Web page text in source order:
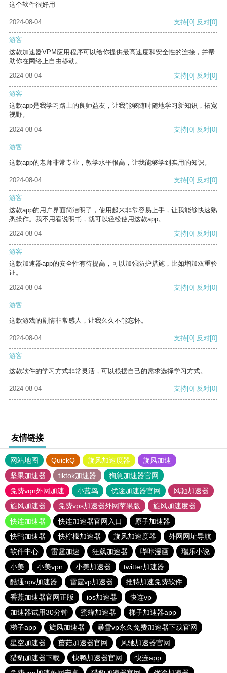
这个软件很好用
2024-08-04 支持[0] 反对[0]
游客
这款加速器VPM应用程序可以给你提供最高速度和安全性的连接，并帮
助你在网络上自由移动。
2024-08-04
支持[0] 反对[0]
游客
这款app是我学习路上的良师益友，让我能够随时随地学习新知识，拓宽
视野。
2024-08-04
支持[0] 反对[0]
游客
这款app的老师非常专业，教学水平很高，让我能够学到实用的知识。
2024-08-04 支持[0] 反对[0]
游客
这款app的用户界面简洁明了，使用起来非常容易上手，让我能够快速熟
悉操作。我不用看说明书，就可以轻松使用这款app。
2024-08-04
支持[0] 反对[0]
游客
这款加速器app的安全性有待提高，可以加强防护措施，比如增加双重验
证。
2024-08-04
支持[0] 反对[0]
游客
这款游戏的剧情非常感人，让我久久不能忘怀。
2024-08-04 支持[0] 反对[0]
游客
这款软件的学习方式非常灵活，可以根据自己的需求选择学习方式。
2024-08-04 支持[0] 反对[0]
友情链接
网站地图 QuickQ 旋风加速度器
旋风加速
坚果加速器
tiktok加速器
狗急加速器官网
免费vqn外网加速
小蓝鸟 优途加速器官网
风驰加速器
旋风加速器
免费vps加速器外网苹果版
旋风加速度器
快连加速器
快连加速器官网入口
原子加速器
快鸭加速器
快柠檬加速器 旋风加速度器
外网网址导航
软件中心
雷霆加速 狂飙加速器 哔咔漫画
瑞乐小说
小美
小美vpn 小美加速器
twitter加速器
酷通npv加速器
雷霆vp加速器
推特加速免费软件
香蕉加速器官网正版
ios加速器
快连vp
加速器试用30分钟
蜜蜂加速器
梯子加速器app
梯子app
旋风加速器
暴雪vp永久免费加速器下载官网
星空加速器
蘑菇加速器官网
风驰加速器官网
猎豹加速器下载
快鸭加速器官网
快连app